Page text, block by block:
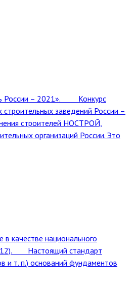
России – 2021». Конкурс
заведений России –
строителей НОСТРОЙ,
организаций России. Это
качестве национального
Настоящий стандарт
и т. п.) оснований фундаментов